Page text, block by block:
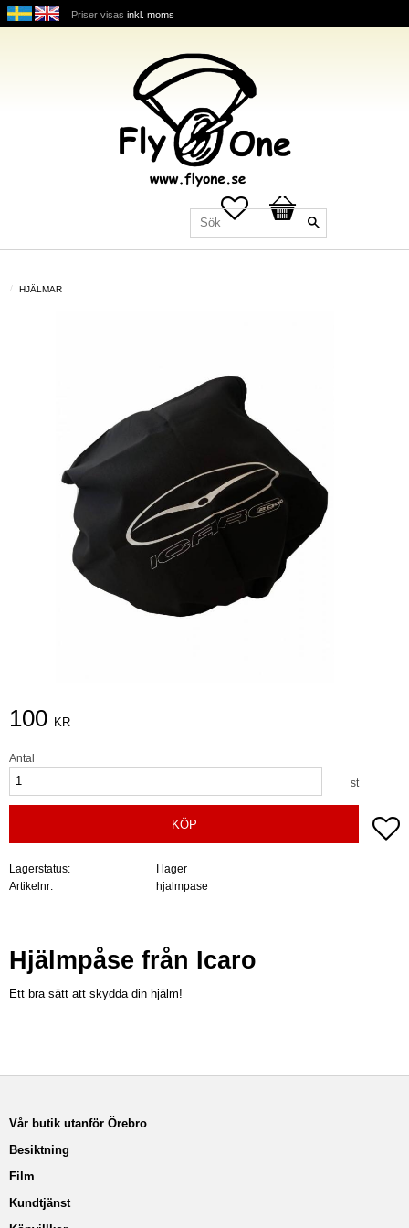
Priser visas inkl. moms
Favoriter
Kundvagn
HJÄLMAR
100 KR
Antal
st
KÖP
Lagerstatus
I lager
Artikelnr
hjalmpase
Hjälmpåse från Icaro
Ett bra sätt att skydda din hjälm!
Vår butik utanför Örebro
Besiktning
Film
Kundtjänst